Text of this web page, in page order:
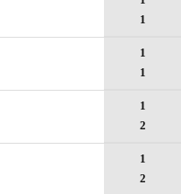
1
1
1
1
2
1
2